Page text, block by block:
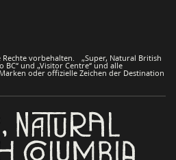
Rechte vorbehalten. „Super, Natural British
BC“ und „Visitor Centre“ und alle
oder offizielle Zeichen der Destination